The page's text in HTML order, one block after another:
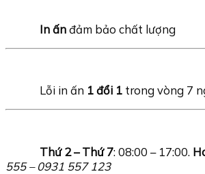
In ấnđảm bảo chất lượng
Lỗi in ấn 1 đổi 1 trong vòng 7
Thứ 2 – Thứ 7: 08:00 – 17:00.
555 – 0931 557 123